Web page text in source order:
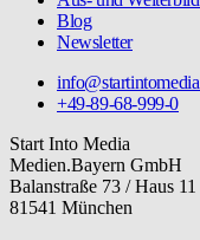
Blog
Newsletter
+49-89-68-999-0
Start Into Media
Medien.Bayern GmbH
Balanstraße 73 / Haus 11
81541 München